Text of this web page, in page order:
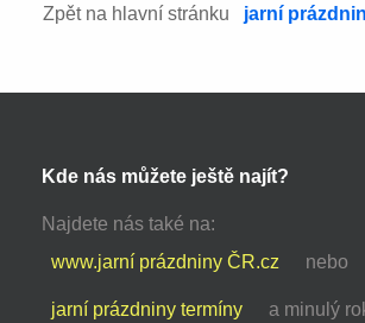
Zpět na hlavní stránku jarní
Kde nás můžete ještě najít?
Najdete nás také na:
www.jarní prázdniny ČR.cz
nebo
jarní prázdniny termíny a minulý